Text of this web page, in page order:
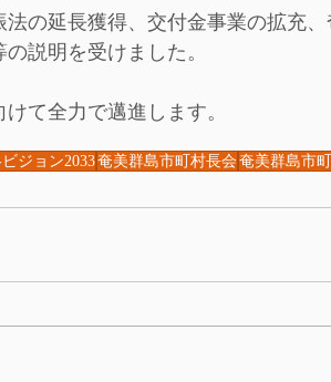
の延長獲得、交付金事業の拡充
説明を受けました。
て全力で邁進します。
ジョン2033奄美群島市町村長会奄美群島市